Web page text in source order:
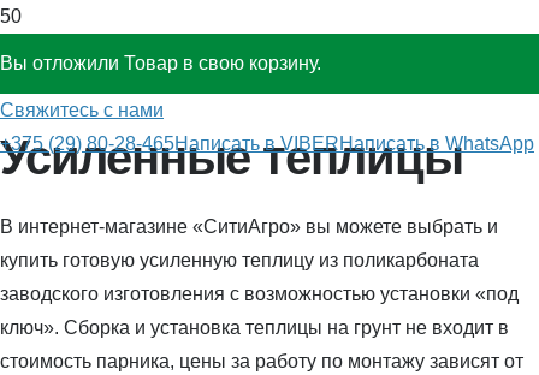
Вы отложили Товар в свою корзину.
Свяжитесь с нами
+375 (29) 80-28-465Написать в VIBERНаписать в WhatsApp
Теплицы из поликарбоната »Усиленные
Усиленные теплицы
В интернет-магазине «СитиАгро» вы можете выбрать и
купить готовую усиленную теплицу из поликарбоната
заводского изготовления с возможностью установки «под
ключ». Сборка и установка теплицы на грунт не входит в
стоимость парника, цены за работу по монтажу зависят от